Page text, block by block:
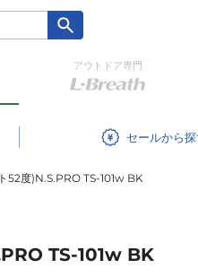
アウトドア専門
セール
52度)N.S.PRO TS-101w BK
TS-101w BK